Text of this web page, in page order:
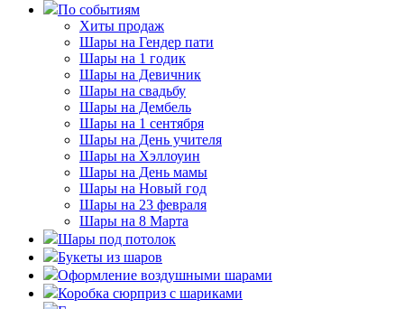
По событиям
Хиты продаж
Шары на Гендер пати
Шары на 1 годик
Шары на Девичник
Шары на свадьбу
Шары на Дембель
Шары на 1 сентября
Шары на День учителя
Шары на Хэллоуин
Шары на День мамы
Шары на Новый год
Шары на 23 февраля
Шары на 8 Марта
Шары под потолок
Букеты из шаров
Оформление воздушными шарами
Коробка сюрприз с шариками